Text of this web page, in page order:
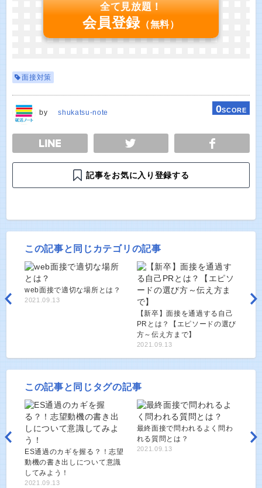
全て見放題！
会員登録 （無料）
面接対策
by shukatsu-note 0SCORE
TWEET
記事をお気に入り登録する
この記事と同じカテゴリの記事
web面接で適切な場所とは？
2021.09.13
【新卒】面接を通過する自己
PRとは？【エピソードの選び
方～伝え方まで】
2021.09.13
この記事と同じタグの記事
ES通過のカギを握る？！志望
動機の書き出しについて意識
してみよう！
2021.09.13
最終面接で問われるよく問わ
れる質問とは？
2021.09.13